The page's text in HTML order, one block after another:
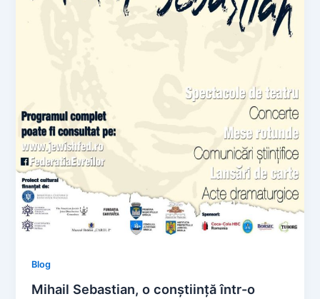
Blog
Mihail Sebastian, o conștiință într-o